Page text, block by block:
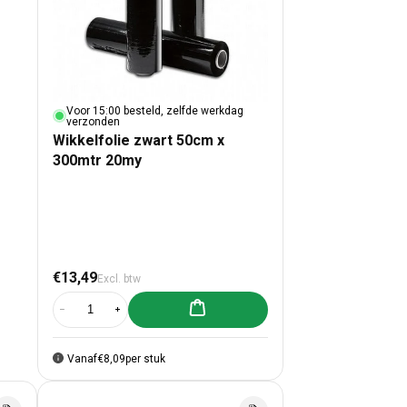
Voor 15:00 besteld, zelfde werkdag
verzonden
Wikkelfolie zwart 50cm x
300mtr 20my
Normale prijs
€13,49Excl. btw
Aantal verlagen voor Wikkelfolie zwart 50cm x 300mtr 20my
Aantal verhogen voor Wikkelfolie zwart 50cm x 300mtr
Aan winkelwagen toevoegen
Vanaf€8,09per stuk